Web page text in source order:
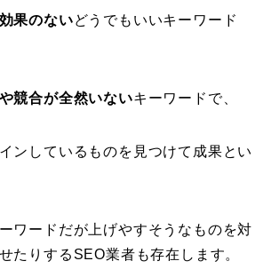
果のないどうでもいいキーワード
競合が全然いないキーワードで、
ンしているものを見つけて成果とい
ワードだが上げやすそうなものを対
たりするSEO業者も存在します。